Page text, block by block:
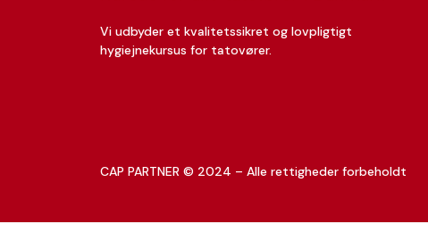
Vi udbyder et kvalitetssikret og lovpligtigt
hygiejnekursus for tatovører.
CAP PARTNER © 2024 – Alle rettigheder forbeholdt